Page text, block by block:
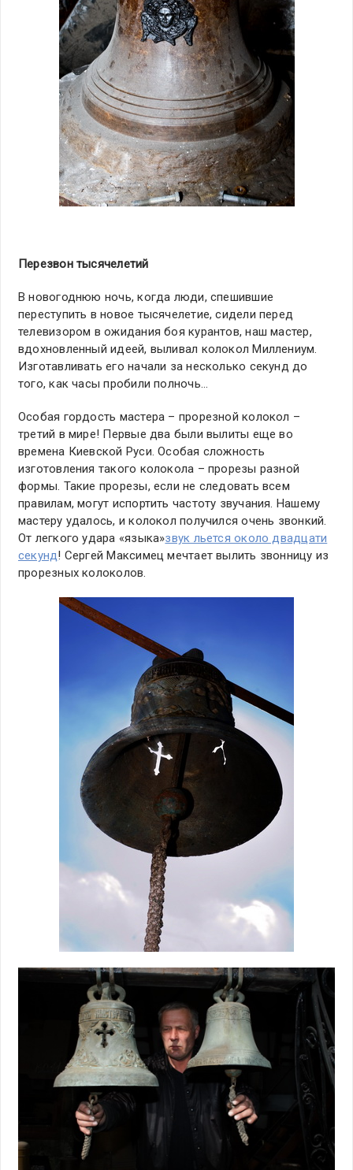
Перезвон тысячелетий
В новогоднюю ночь, когда люди, спешившие
переступить в новое тысячелетие, сидели перед
телевизором в ожидания боя курантов, наш мастер,
вдохновленный идеей, выливал колокол Миллениум.
Изготавливать его начали за несколько секунд до
того, как часы пробили полночь…
Особая гордость мастера – прорезной колокол –
третий в мире! Первые два были вылиты еще во
времена Киевской Руси. Особая сложность
изготовления такого колокола – прорезы разной
формы. Такие прорезы, если не следовать всем
правилам, могут испортить частоту звучания. Нашему
мастеру удалось, и колокол получился очень звонкий.
От легкого удара «языка»звук льется около двадцати
секунд! Сергей Максимец мечтает вылить звонницу из
прорезных колоколов.